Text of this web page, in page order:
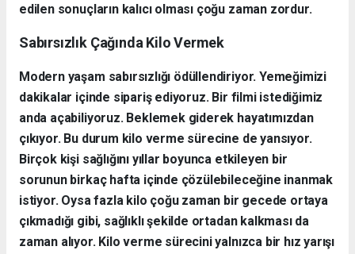
edilen sonuçların kalıcı olması çoğu zaman zordur.
Sabırsızlık Çağında Kilo Vermek
Modern yaşam sabırsızlığı ödüllendiriyor. Yemeğimizi
dakikalar içinde sipariş ediyoruz. Bir filmi istediğimiz
anda açabiliyoruz. Beklemek giderek hayatımızdan
çıkıyor. Bu durum kilo verme sürecine de yansıyor.
Birçok kişi sağlığını yıllar boyunca etkileyen bir
sorunun birkaç hafta içinde çözülebileceğine inanmak
istiyor. Oysa fazla kilo çoğu zaman bir gecede ortaya
çıkmadığı gibi, sağlıklı şekilde ortadan kalkması da
zaman alıyor. Kilo verme sürecini yalnızca bir hız yarışı